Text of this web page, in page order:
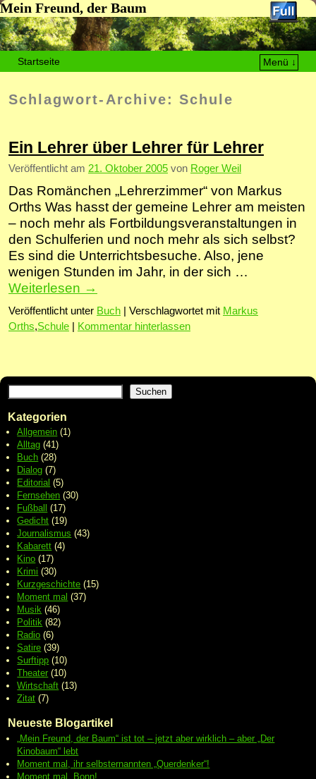
Mein Freund, der Baum
Startseite
Menü ↓
Schlagwort-Archive: Schule
Ein Lehrer über Lehrer für Lehrer
Veröffentlicht am 21. Oktober 2005 von Roger Weil
Das Romänchen „Lehrerzimmer“ von Markus
Orths Was hasst der gemeine Lehrer am meisten
– noch mehr als Fortbildungsveranstaltungen in
den Schulferien und noch mehr als sich selbst?
Es sind die Unterrichtsbesuche. Also, jene
wenigen Stunden im Jahr, in der sich …
Weiterlesen →
Veröffentlicht unter Buch Verschlagwortet mit Markus
Orths,Schule Kommentar hinterlassen
Suchen
Kategorien
Allgemein (1)
Alltag (41)
Buch (28)
Dialog (7)
Editorial (5)
Fernsehen (30)
Fußball (17)
Gedicht (19)
Journalismus (43)
Kabarett (4)
Kino (17)
Krimi (30)
Kurzgeschichte (15)
Moment mal (37)
Musik (46)
Politik (82)
Radio (6)
Satire (39)
Surftipp (10)
Theater (10)
Wirtschaft (13)
Zitat (7)
Neueste Blogartikel
„Mein Freund, der Baum“ ist tot – jetzt aber wirklich – aber „Der
Kinobaum“ lebt
Moment mal, ihr selbsternannten „Querdenker“!
Moment mal, Bonn!